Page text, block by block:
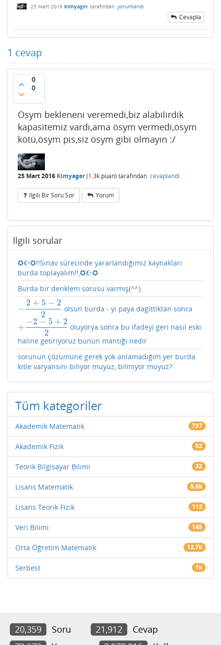
25 Mart 2016 Kimyager tarafından yorumlandı
Cevapla
1 cevap
0
0
Ösym bekleneni veremedi,biz alabilirdik
kapasitemiz vardı,ama ösym vermedi,ösym
kötü,ösym pis,siz ösym gibi olmayın :/
25 Mart 2016 Kimyager(1.3k puan) tarafından cevaplandı
Ilgili Bir Soru Sor Yorum
İlgili sorular
✪☪✪!!Sınav sürecinde yararlandığımız kaynakları
burda toplayalım!!,✪☪✪
Burda bir denklem sorusu varmış(^^)
−
2 + 5 − 2
2
−2 +5−22 olsun burda - yi paya dagittiktan sonra
+
−2 − 5 + 2
2
+−2−5+22
oluyorya sonra bu ifadeyi geri nasıl eski
haline getiriyoruz bunun mantığı nedir
sorunun çözümüne gerek yok anlamadığım yer burda
kitle varyansını biliyor muyuz, bilmiyor muyuz?
Tüm kategoriler
Akademik Matematik 737
Akademik Fizik 52
Teorik Bilgisayar Bilimi 32
Lisans Matematik 5.6k
Lisans Teorik Fizik 112
Veri Bilimi 145
Orta Öğretim Matematik 12.7k
Serbest 1k
20,359 Soru 21,912
Cevap